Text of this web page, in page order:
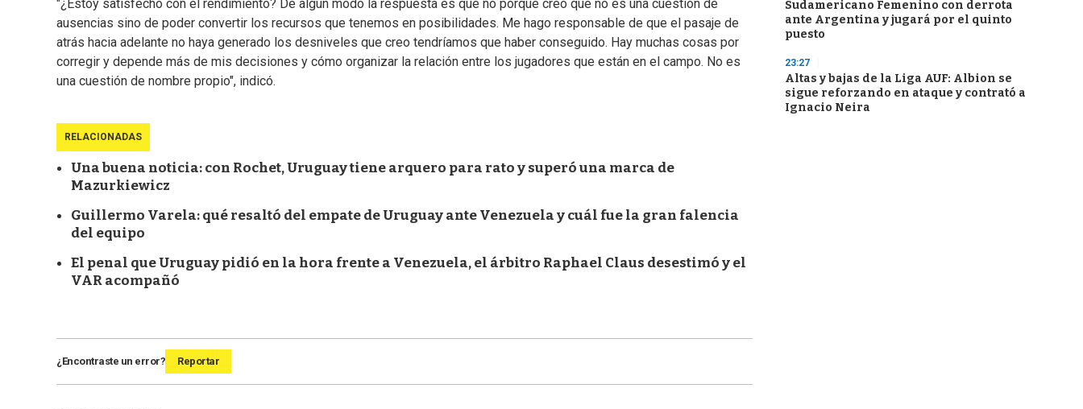
"¿Estoy satisfecho con el rendimiento? De algún modo la respuesta es que no porque creo que no es una cuestión de
ausencias sino de poder convertir los recursos que tenemos en posibilidades. Me hago responsable de que el pasaje de
atrás hacia adelante no haya generado los desniveles que creo tendríamos que haber conseguido. Hay muchas cosas por
corregir y depende más de mis decisiones y cómo organizar la relación entre los jugadores que están en el campo. No es
una cuestión de nombre propio", indicó.
RELACIONADAS
Una buena noticia: con Rochet, Uruguay tiene arquero para rato y superó una marca de
Mazurkiewicz
Guillermo Varela: qué resaltó del empate de Uruguay ante Venezuela y cuál fue la gran falencia
del equipo
El penal que Uruguay pidió en la hora frente a Venezuela, el árbitro Raphael Claus desestimó y el
VAR acompañó
¿Encontraste un error? Reportar
Sudamericano Femenino con derrota
ante Argentina y jugará por el quinto
puesto
23:27
Altas y bajas de la Liga AUF: Albion se
sigue reforzando en ataque y contrató a
Ignacio Neira